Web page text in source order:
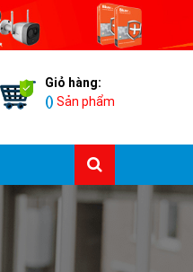
Giỏ hàng:
() Sản phẩm